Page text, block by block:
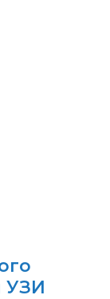
УЗИ